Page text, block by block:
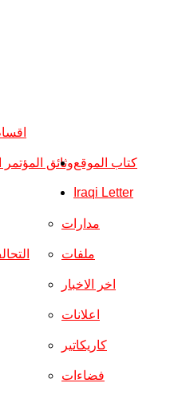
وثائق
مدارات
ملفات
اخر الاخبار
اعلانات
كاريكاتير
فضاءات
كتاب الموقع
Iraqi Letter